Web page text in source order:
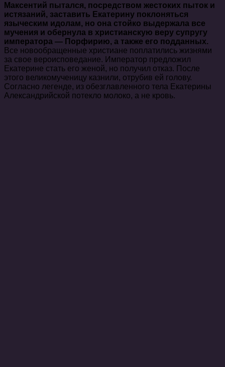
Максентий пытался, посредством жестоких пыток и
истязаний, заставить Екатерину поклоняться
языческим идолам, но она стойко выдержала все
мучения и обернула в христианскую веру супругу
императора — Порфирию, а также его подданных.
Все новообращенные христиане поплатились жизнями
за свое вероисповедание. Император предложил
Екатерине стать его женой, но получил отказ. После
этого великомученицу казнили, отрубив ей голову.
Согласно легенде, из обезглавленного тела Екатерины
Александрийской потекло молоко, а не кровь.